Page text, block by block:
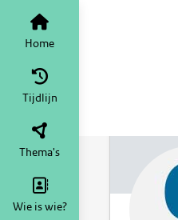
Home
Tijdlijn
Thema's
Wie is wie?